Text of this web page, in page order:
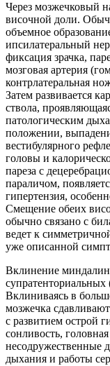
Через мозжечковый
височной доли.
объемное
ипсилатеральный
фиксация зрачка,
мозговая артерия
контрлатеральная
Затем развивается
ствола,
патологическим
положении,
вестибулярного
головы и
пареза с
параличом,
гипертензия,
Смещение обеих
обычно связано с
ведет к
уже описанной
Вклинение
Вклиниваясь в
мозжечка
с развитием острой
сонливость,
несодружественные
дыхания и работы